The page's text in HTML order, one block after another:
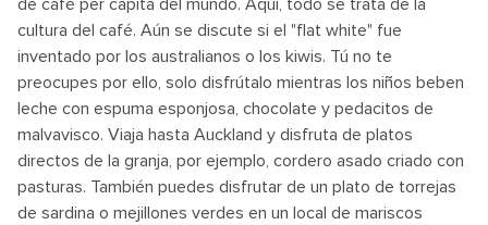
de café per cápita del mundo. Aquí, todo se trata de la
cultura del café. Aún se discute si el "flat white" fue
inventado por los australianos o los kiwis. Tú no te
preocupes por ello, solo disfrútalo mientras los niños beben
leche con espuma esponjosa, chocolate y pedacitos de
malvavisco. Viaja hasta Auckland y disfruta de platos
directos de la granja, por ejemplo, cordero asado criado con
pasturas. También puedes disfrutar de un plato de torrejas
de sardina o mejillones verdes en un local de mariscos